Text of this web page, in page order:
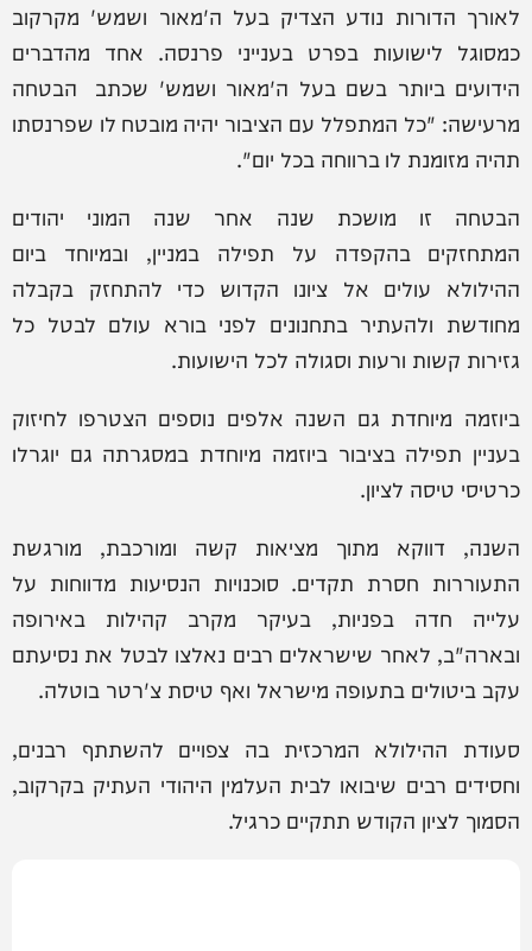
לאורך הדורות נודע הצדיק בעל ה'מאור ושמש' מקרקוב
כמסוגל לישועות בפרט בענייני פרנסה. אחד מהדברים
הידועים ביותר בשם בעל ה'מאור ושמש' שכתב הבטחה
מרעישה: "כל המתפלל עם הציבור יהיה מובטח לו שפרנסתו
תהיה מזומנת לו ברווחה בכל יום".
הבטחה זו מושכת שנה אחר שנה המוני יהודים
המתחזקים בהקפדה על תפילה במניין, ובמיוחד ביום
ההילולא עולים אל ציונו הקדוש כדי להתחזק בקבלה
מחודשת ולהעתיר בתחנונים לפני בורא עולם לבטל כל
גזירות קשות ורעות וסגולה לכל הישועות.
ביוזמה מיוחדת גם השנה אלפים נוספים הצטרפו לחיזוק
בעניין תפילה בציבור ביוזמה מיוחדת במסגרתה גם יוגרלו
כרטיסי טיסה לציון.
השנה, דווקא מתוך מציאות קשה ומורכבת, מורגשת
התעוררות חסרת תקדים. סוכנויות הנסיעות מדווחות על
עלייה חדה בפניות, בעיקר מקרב קהילות באירופה
ובארה"ב, לאחר שישראלים רבים נאלצו לבטל את נסיעתם
עקב ביטולים בתעופה מישראל ואף טיסת צ'רטר בוטלה.
סעודת ההילולא המרכזית בה צפויים להשתתף רבנים,
וחסידים רבים שיבואו לבית העלמין היהודי העתיק בקרקוב,
הסמוך לציון הקודש תתקיים כרגיל.